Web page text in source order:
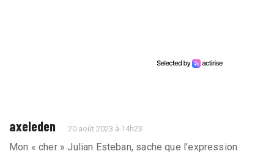
axeleden 20 août 2023 à 14h23
Mon « cher » Julian Esteban, sache que l’expression